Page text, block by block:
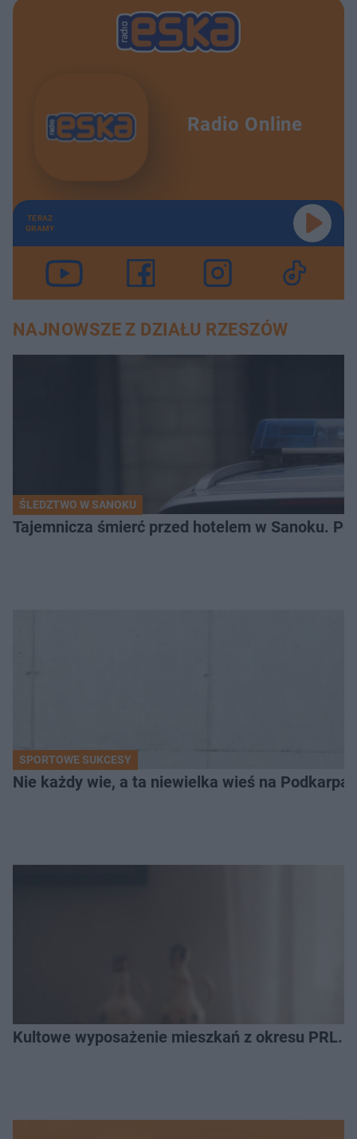
Radio Online
TERAZ
GRAMY
NAJNOWSZE Z DZIAŁU RZESZÓW
ŚLEDZTWO W SANOKU
Tajemnicza śmierć przed hotelem w Sanoku.
SPORTOWE SUKCESY
Nie każdy wie, a ta niewielka wieś na
Kultowe wyposażenie mieszkań z okresu PRL.